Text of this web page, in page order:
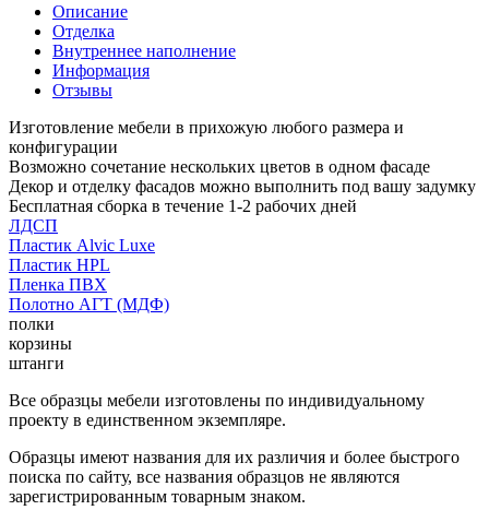
Описание
Отделка
Внутреннее наполнение
Информация
Отзывы
Изготовление мебели в прихожую любого размера и
конфигурации
Возможно сочетание нескольких цветов в одном фасаде
Декор и отделку фасадов можно выполнить под вашу задумку
Бесплатная сборка в течение 1-2 рабочих дней
ЛДСП
Пластик Alvic Luxe
Пластик HPL
Пленка ПВХ
Полотно АГТ (МДФ)
полки
корзины
штанги
Все образцы мебели изготовлены по индивидуальному
проекту в единственном экземпляре.
Образцы имеют названия для их различия и более быстрого
поиска по сайту, все названия образцов не являются
зарегистрированным товарным знаком.